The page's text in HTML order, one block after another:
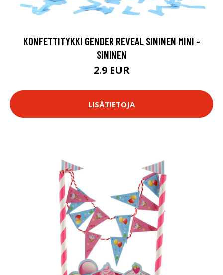
KONFETTITYKKI GENDER REVEAL SININEN MINI -
SININEN
2.9 EUR
LISÄTIETOJA